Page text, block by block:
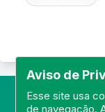
Aviso de
Esse site usa
de navegação.